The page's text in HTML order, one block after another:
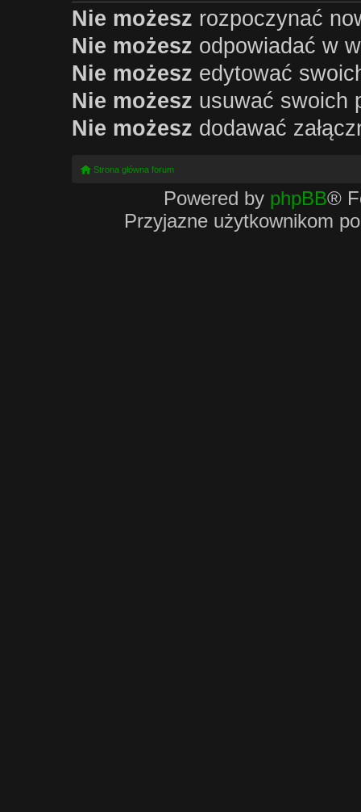
Nie możesz rozpoczynać
Nie możesz odpowiadać w
Nie możesz edytować
Nie możesz usuwać swoich
Nie możesz dodawać
Strona główna forum
Powered by phpBB®
Przyjazne użytkownikom